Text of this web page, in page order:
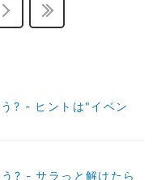
う? - ヒントは"イベン
? - サラっと解けたら